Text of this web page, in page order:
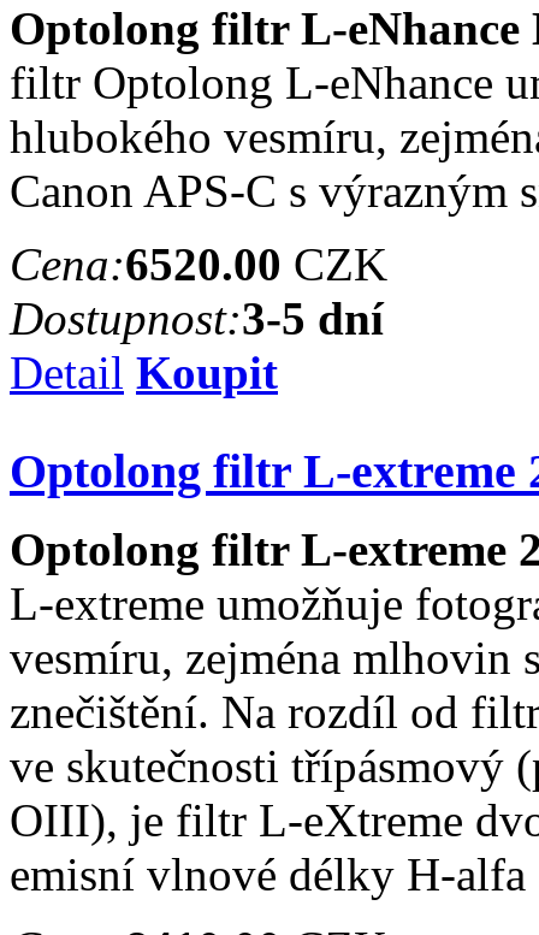
Optolong filtr L-eNhance
filtr Optolong L-eNhance
hlubokého vesmíru,
Canon APS-C s výrazným
Cena:6520.00 CZK
Dostupnost:3-5 dní
Detail Koupit
Optolong filtr L-extreme
Optolong filtr L-extreme
L-extreme umožňuje
vesmíru, zejména mlhovin
znečištění. Na rozdíl od
ve skutečnosti třípásmový
OIII), je filtr L-eXtreme
emisní vlnové délky H-